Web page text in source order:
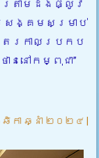
តាមដងផ្លូវ
រសង្គមសម្រាប់
រកាលប្រកប
នៅកម្ពុជា”
ឆិកា ឆ្នាំ ២០២៤